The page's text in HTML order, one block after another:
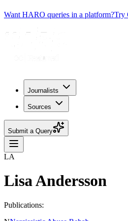
Want HARO queries in a platform?Try
Journalists
Sources
Submit a Query
LA
Lisa Andersson
Publications: